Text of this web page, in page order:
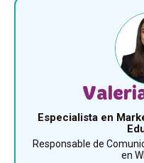
Especialista en
Responsable de
en